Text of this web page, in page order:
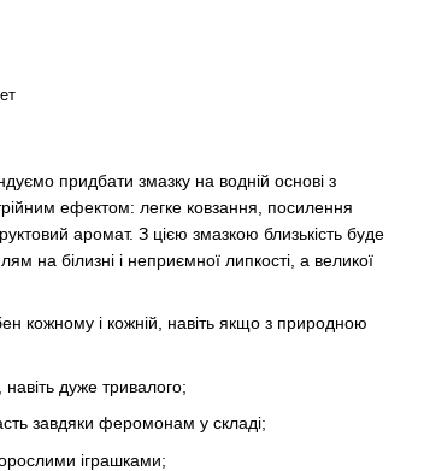
придбати змазку на водній основі з
ефектом: легке ковзання, посилення
аромат. З цією змазкою близькість буде
на білизні і неприємної липкості, а великої
кожному і кожній, навіть якщо з природною
навіть дуже тривалого;
завдяки феромонам у складі;
іграшками;